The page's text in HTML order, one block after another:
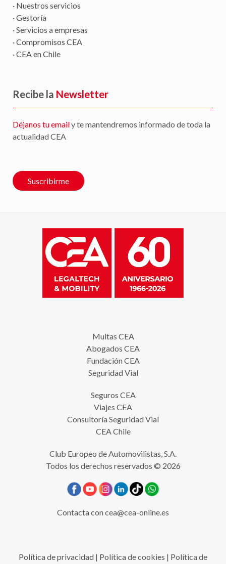
· Nuestros servicios
· Gestoría
· Servicios a empresas
· Compromisos CEA
· CEA en Chile
Recibe la Newsletter
Déjanos tu emaily te mantendremos informado de toda la
actualidad CEA
Suscribirme
Multas CEA
Abogados CEA
Fundación CEA
Seguridad Vial
Seguros CEA
Viajes CEA
Consultoría Seguridad Vial
CEA Chile
Club Europeo de Automovilistas, S.A.
Todos los derechos reservados © 2026
Contacta concea@cea-online.es
Política de privacidad | Política de cookies | Política de